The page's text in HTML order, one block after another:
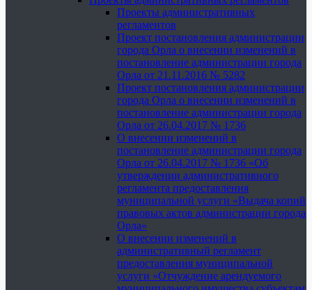
Проекты административных
регламентов
Проект постановления администрации
города Орла о внесении изменений в
постановление администрации города
Орла от 21.11.2016 № 5282
Проект постановления администрации
города Орла о внесении изменений в
постановление администрации города
Орла от 26.04.2017 № 1736
О внесении изменений в
постановление администрации города
Орла от 26.04.2017 № 1736 «Об
утверждении административного
регламента предоставления
муниципальной услуги «Выдача копий
правовых актов администрации города
Орла»
О внесении изменений в
административный регламент
предоставления муниципальной
услуги «Отчуждение арендуемого